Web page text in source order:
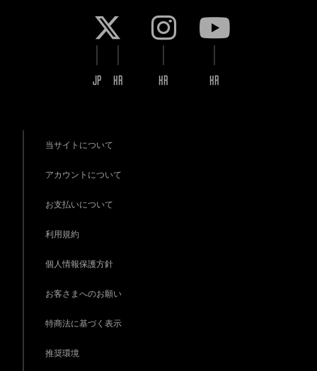
JP KR KR KR
当サイトについて
アカウントについて
お支払いについて
利用規約
個人情報保護方針
お客さまへのお願い
特商法に基づく表示
推奨環境